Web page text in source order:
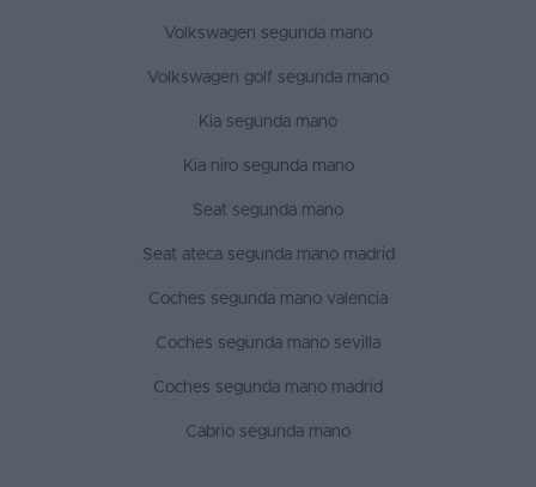
Volkswagen segunda mano
Volkswagen golf segunda mano
Kia segunda mano
Kia niro segunda mano
Seat segunda mano
Seat ateca segunda mano madrid
Coches segunda mano valencia
Coches segunda mano sevilla
Coches segunda mano madrid
Cabrio segunda mano